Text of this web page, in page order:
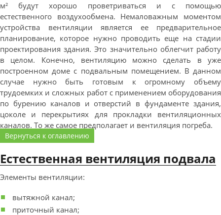
м² будут хорошо проветриваться и с помощью
естественного воздухообмена. Немаловажным моментом
устройства вентиляции является ее предварительное
планирование, которое нужно проводить еще на стадии
проектирования здания. Это значительно облегчит работу
в целом. Конечно, вентиляцию можно сделать в уже
построенном доме с подвальным помещением. В данном
случае нужно быть готовым к огромному объему
трудоемких и сложных работ с применением оборудования
по бурению каналов и отверстий в фундаменте здания,
цоколе и перекрытиях для прокладки вентиляционных
каналов. То же самое предполагает и вентиляция погреба.
Вернуться к оглавлению
Естественная вентиляция подвала
Элементы вентиляции:
вытяжной канал;
приточный канал;